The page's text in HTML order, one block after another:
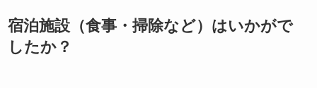
宿泊施設（食事・掃除など）はいかがで
したか？